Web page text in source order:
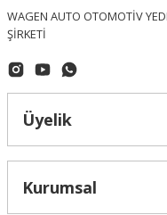
WAGEN AUTO OTOMOTİV
ŞİRKETİ
Üyelik
Kurumsal